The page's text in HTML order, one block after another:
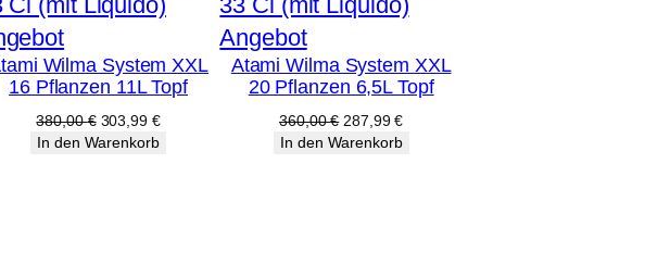
Produkt
im
Angebot
Wilma System XXL
16 Pflanzen 11L Topf
380,00€ Ursprünglicher
Preis
303,99 €Aktueller
Preis
In den Warenkorb
AngebotProdukt
im
Angebot
Atami Wilma System XXL
20 Pflanzen 6,5L Topf
360,00€ Ursprünglicher
Preis
287,99€Aktueller
Preis
In den Warenkorb